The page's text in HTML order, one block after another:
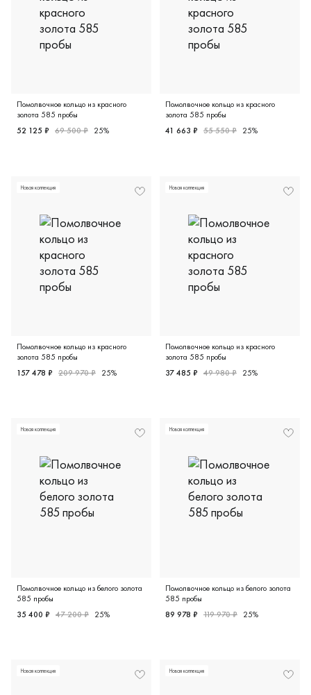
Помолвочное кольцо из красного
золота 585 пробы
52 125 ₽ 69 500 ₽ 25%
Помолвочное кольцо из красного
золота 585 пробы
41 663 ₽ 55 550 ₽ 25%
Новая коллекция
Помолвочное кольцо из красного
золота 585 пробы
157 478 ₽ 209 970 ₽ 25%
Новая коллекция
Помолвочное кольцо из красного
золота 585 пробы
37 485 ₽ 49 980 ₽ 25%
Новая коллекция
Помолвочное кольцо из белого золота
585 пробы
35 400 ₽ 47 200 ₽ 25%
Новая коллекция
Помолвочное кольцо из белого золота
585 пробы
89 978 ₽ 119 970 ₽ 25%
Новая коллекция Новая коллекция